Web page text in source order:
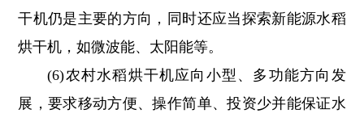
干机仍是主要的方向，同时还应当探索新能源水稻
烘干机，如微波能、太阳能等。
(6)农村水稻烘干机应向小型、多功能方向发
展，要求移动方便、操作简单、投资少并能保证水